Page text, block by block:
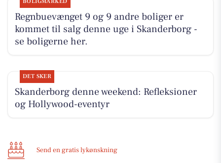
Regnbuevænget 9 og 9 andre boliger er
kommet til salg denne uge i Skanderborg -
se boligerne her.
DET SKER
Skanderborg denne weekend: Refleksioner
og Hollywood-eventyr
Send en gratis lykønskning